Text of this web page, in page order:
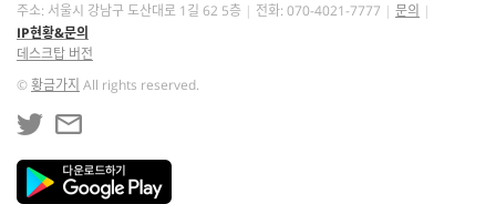
주소: 서울시 강남구 도산대로 1길 62 5층
전화: 070-4021-7777
문의
IP현황&문의
데스크탑 버전
©황금가지 All rights reserved.